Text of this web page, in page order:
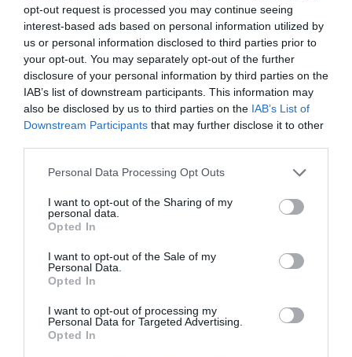
opt-out request is processed you may continue seeing
interest-based ads based on personal information utilized by
us or personal information disclosed to third parties prior to
your opt-out. You may separately opt-out of the further
disclosure of your personal information by third parties on the
IAB’s list of downstream participants. This information may
also be disclosed by us to third parties on the IAB’s List of
Downstream Participants that may further disclose it to other
Please note that this website/app uses one or more Google
not limited to your visit or usage behaviour. You may click to
grant or deny consent to Google and its third-party tags to
use your data for below specified purposes in below Google
consent section.
Personal Data Processing Opt Outs
I want to opt-out of the Sharing of my
personal data.
Opted In
I want to opt-out of the Sale of my
Personal Data.
Opted In
I want to opt-out of processing my
Personal Data for Targeted Advertising.
Opted In
Ψηφοφορία: . Από 391 ψήφους.
ΛΟΓΑΡΙΑΣΜΟΣ - ΛΙΟΛΙΟΥ ΚΑΤΕΡΙΝΑ